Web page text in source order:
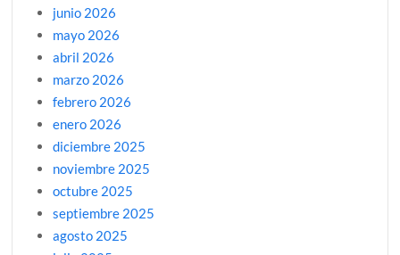
junio 2026
mayo 2026
abril 2026
marzo 2026
febrero 2026
enero 2026
diciembre 2025
noviembre 2025
octubre 2025
septiembre 2025
agosto 2025